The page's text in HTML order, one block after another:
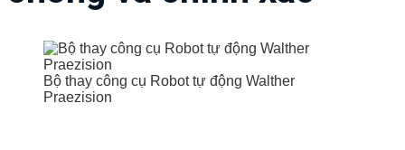
Bộ thay công cụ Robot tự động Walther
Praezision